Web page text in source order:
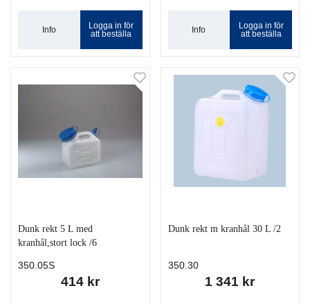
Info
Logga in för
att beställa
Info
Logga in för
att beställa
Dunk rekt 5 L med
kranhål,stort lock /6
350.05S
414 kr
Dunk rekt m kranhål 30 L /2
350.30
1 341 kr